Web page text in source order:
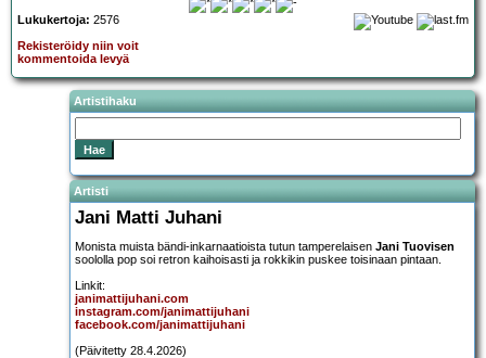
Lukukertoja: 2576
Rekisteröidy niin voit
kommentoida levyä
Artistihaku
Artisti
Jani Matti Juhani
Monista muista bändi-inkarnaatioista tutun tamperelaisen Jani Tuovisen
soololla pop soi retron kaihoisasti ja rokkikin puskee toisinaan pintaan.
Linkit:
janimattijuhani.com
instagram.com/janimattijuhani
facebook.com/janimattijuhani
(Päivitetty 28.4.2026)